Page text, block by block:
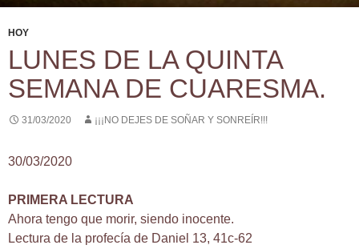
HOY
LUNES DE LA QUINTA
SEMANA DE CUARESMA.
31/03/2020 ¡¡¡NO DEJES DE SOÑAR Y SONREÍR!!!
30/03/2020
PRIMERA LECTURA
Ahora tengo que morir, siendo inocente.
Lectura de la profecía de Daniel 13, 41c-62